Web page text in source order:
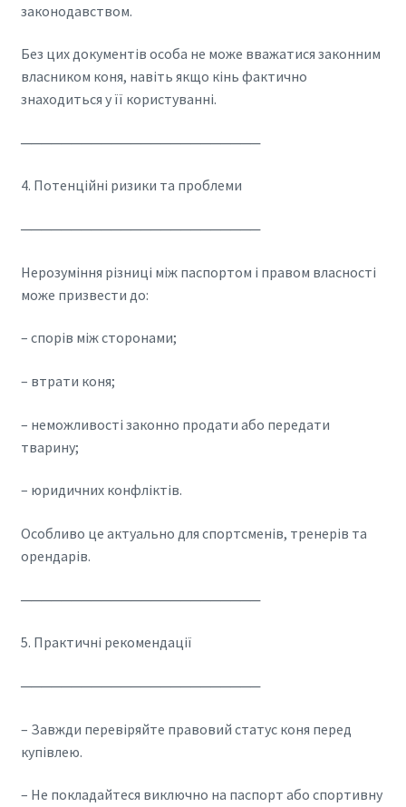
законодавством.
Без цих документів особа не може вважатися законним
власником коня, навіть якщо кінь фактично
знаходиться у її користуванні.
────────────────────────
4. Потенційні ризики та проблеми
────────────────────────
Нерозуміння різниці між паспортом і правом власності
може призвести до:
– спорів між сторонами;
– втрати коня;
– неможливості законно продати або передати
тварину;
– юридичних конфліктів.
Особливо це актуально для спортсменів, тренерів та
орендарів.
────────────────────────
5. Практичні рекомендації
────────────────────────
– Завжди перевіряйте правовий статус коня перед
купівлею.
– Не покладайтеся виключно на паспорт або спортивну